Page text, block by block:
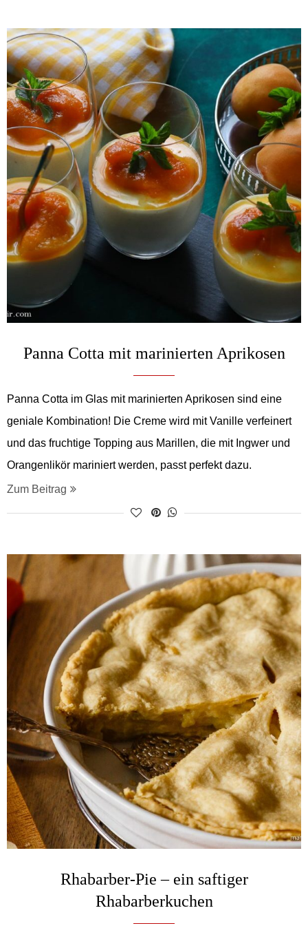
Panna Cotta mit marinierten Aprikosen
Panna Cotta im Glas mit marinierten Aprikosen sind eine
geniale Kombination! Die Creme wird mit Vanille verfeinert
und das fruchtige Topping aus Marillen, die mit Ingwer und
Orangenlikör mariniert werden, passt perfekt dazu.
Zum Beitrag
Rhabarber-Pie – ein saftiger
Rhabarberkuchen